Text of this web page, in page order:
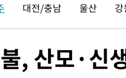
대전/충남 울산 강
, 산모·신